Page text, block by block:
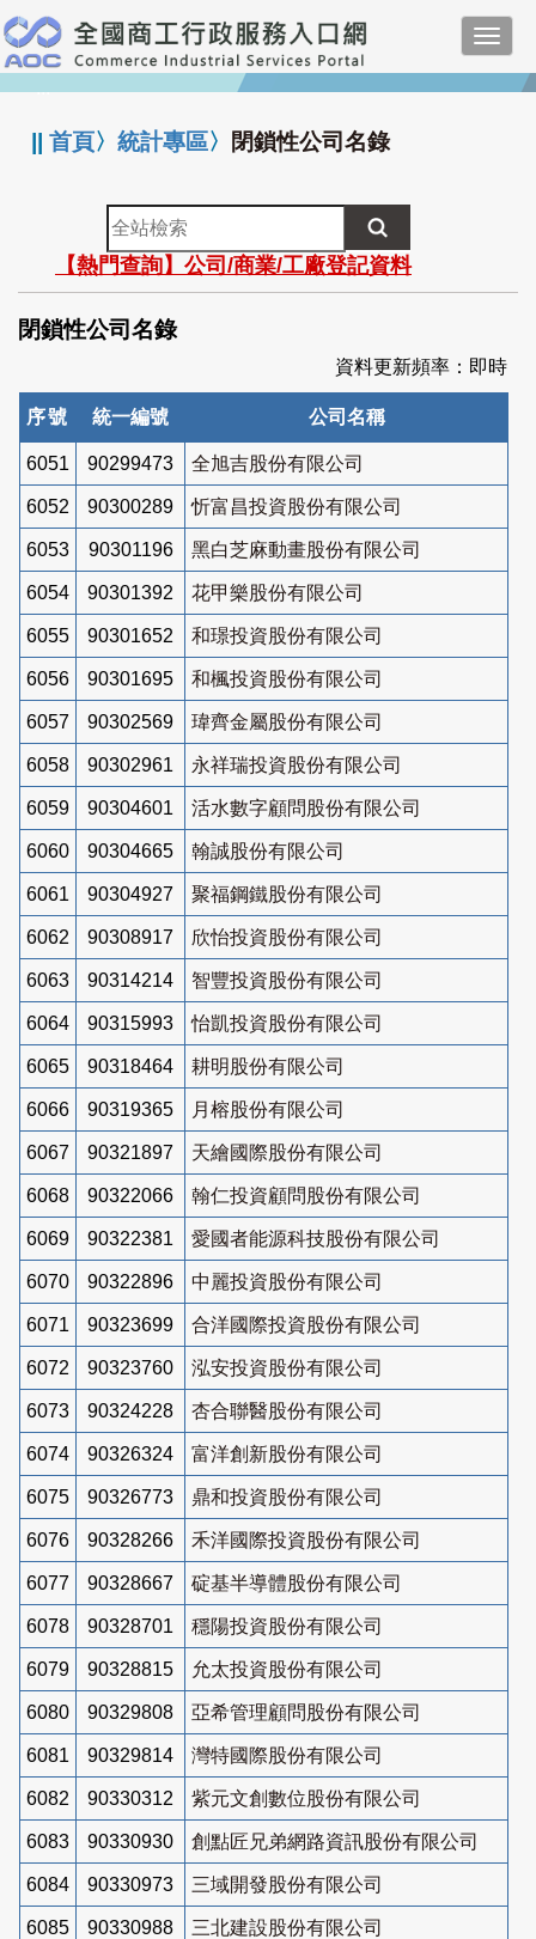
跳
到
主
要
:::
||首頁〉統計專區〉 閉鎖性公司名錄
全
站
檢
索
【熱門查詢】公司/商業/工廠登記資料
閉鎖性公司名錄
資料更新頻率：即時
序號 統一編號 公司名稱
6051 90299473 全旭吉股份有限公司
6052 90300289 忻富昌投資股份有限公司
6053 90301196 黑白芝麻動畫股份有限公司
6054 90301392 花甲樂股份有限公司
6055 90301652 和璟投資股份有限公司
6056 90301695 和楓投資股份有限公司
6057 90302569 瑋齊金屬股份有限公司
6058 90302961 永祥瑞投資股份有限公司
6059 90304601 活水數字顧問股份有限公司
6060 90304665 翰誠股份有限公司
6061 90304927 聚福鋼鐵股份有限公司
6062 90308917 欣怡投資股份有限公司
6063 90314214 智豐投資股份有限公司
6064 90315993 怡凱投資股份有限公司
6065 90318464 耕明股份有限公司
6066 90319365 月榕股份有限公司
6067 90321897 天繪國際股份有限公司
6068 90322066 翰仁投資顧問股份有限公司
6069 90322381 愛國者能源科技股份有限公司
6070 90322896 中麗投資股份有限公司
6071 90323699 合洋國際投資股份有限公司
6072 90323760 泓安投資股份有限公司
6073 90324228 杏合聯醫股份有限公司
6074 90326324 富洋創新股份有限公司
6075 90326773 鼎和投資股份有限公司
6076 90328266 禾洋國際投資股份有限公司
6077 90328667 碇基半導體股份有限公司
6078 90328701 穩陽投資股份有限公司
6079 90328815 允太投資股份有限公司
6080 90329808 亞希管理顧問股份有限公司
6081 90329814 灣特國際股份有限公司
6082 90330312 紫元文創數位股份有限公司
6083 90330930 創點匠兄弟網路資訊股份有限公司
6084 90330973 三域開發股份有限公司
6085 90330988 三北建設股份有限公司